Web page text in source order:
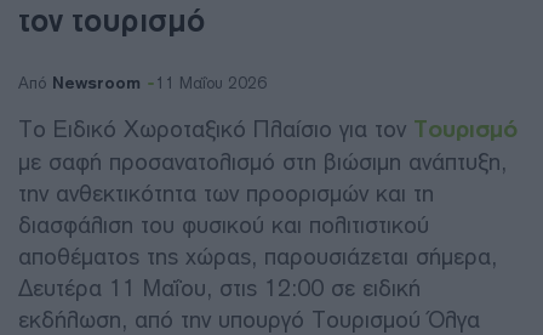
τον τουρισμό
Από Newsroom 11 Μαΐου 2026
Το Ειδικό Χωροταξικό Πλαίσιο για τον Τουρισμό
με σαφή προσανατολισμό στη βιώσιμη ανάπτυξη,
την ανθεκτικότητα των προορισμών και τη
διασφάλιση του φυσικού και πολιτιστικού
αποθέματος της χώρας, παρουσιάζεται σήμερα,
Δευτέρα 11 Μαΐου, στις 12:00 σε ειδική
εκδήλωση, από την υπουργό Τουρισμού Όλγα